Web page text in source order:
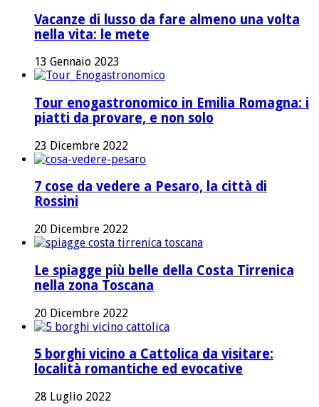
Vacanze di lusso da fare almeno una volta
nella vita: le mete
13 Gennaio 2023
Tour enogastronomico in Emilia Romagna: i
piatti da provare, e non solo
23 Dicembre 2022
7 cose da vedere a Pesaro, la città di
Rossini
20 Dicembre 2022
Le spiagge più belle della Costa Tirrenica
nella zona Toscana
20 Dicembre 2022
5 borghi vicino a Cattolica da visitare:
località romantiche ed evocative
28 Luglio 2022